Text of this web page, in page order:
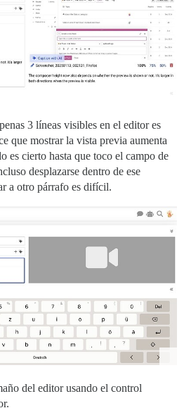
3 líneas visibles en el editor es
que mostrar la vista previa aumenta
es cierto hasta que toco el campo de
desplazarse dentro de ese
a otro párrafo es difícil.
del editor usando el control